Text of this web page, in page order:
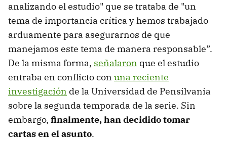
analizando el estudio" que se trataba de "un
tema de importancia crítica y hemos trabajado
arduamente para asegurarnos de que
manejamos este tema de manera responsable”.
De la misma forma, señalaron que el estudio
entraba en conflicto con una reciente
investigación de la Universidad de Pensilvania
sobre la segunda temporada de la serie. Sin
embargo, finalmente, han decidido tomar
cartas en el asunto.